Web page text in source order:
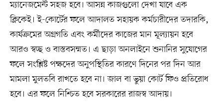
ম্যানেজমেন্ট সহজ হবে। আসন্ন কাজগুলো দেখা যাবে এক
ক্লিকেই। ই-কোর্টের ফলে আদালত সহায়ক কর্মচারীদের তদারকি,
কার্যক্রমের অগ্রগতি এবং কর্মীদের কাজের মান মূল্যায়ন হবে
আরও স্বচ্ছ ও বাস্তবসম্মত। এ ছাড়া অনলাইনে শুনানির সুযোগের
ফলে সংশ্লিষ্ট পক্ষদের অনুপস্থিতির কারণে দিনের পর দিন আর
মামলা মুলতবি রাখতে হবে না। জাল বা ভুয়া কোর্ট ফিও প্রতিরোধ
হবে। এর ফলে নিশ্চিত হবে সরকারের রাজস্ব আদায়।